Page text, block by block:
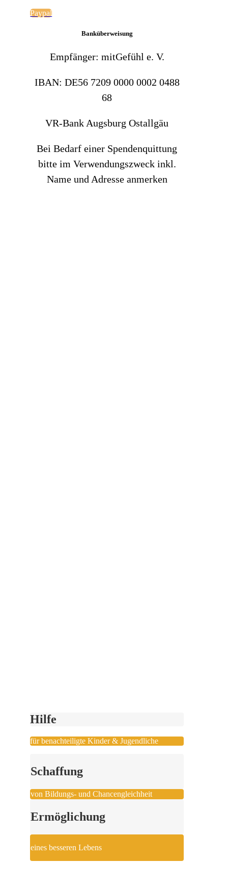
Paypal
Banküberweisung
Empfänger: mitGefühl e. V.
IBAN: DE56 7209 0000 0002 0488
68
VR-Bank Augsburg Ostallgäu
Bei Bedarf einer Spendenquittung
bitte im Verwendungszweck inkl.
Name und Adresse anmerken
Hilfe
für benachteiligte Kinder & Jugendliche
Schaffung
von Bildungs- und Chancengleichheit
Ermöglichung
eines besseren Lebens